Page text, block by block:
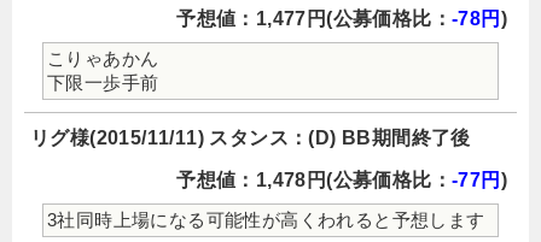
予想値：1,477円(公募価格比： -78円 )
こりゃあかん
下限一歩手前
リグ様(2015/11/11) スタンス：(D) BB期間終了後
予想値：1,478円(公募価格比： -77円 )
3社同時上場になる可能性が高くわれると予想します